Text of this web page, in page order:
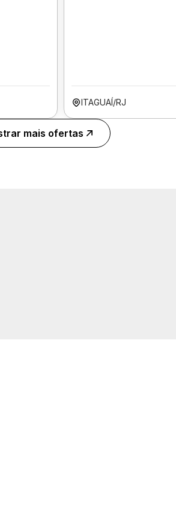
ITAGUAÍ/RJ
mais ofertas